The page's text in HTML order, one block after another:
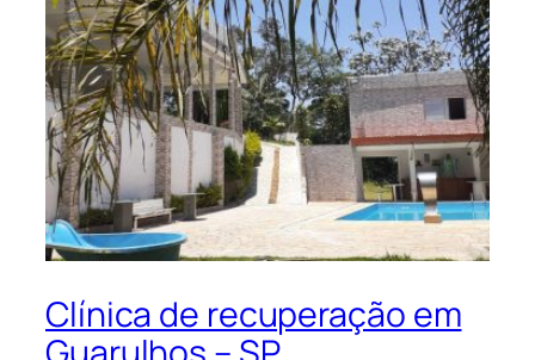
Clínica de recuperação em